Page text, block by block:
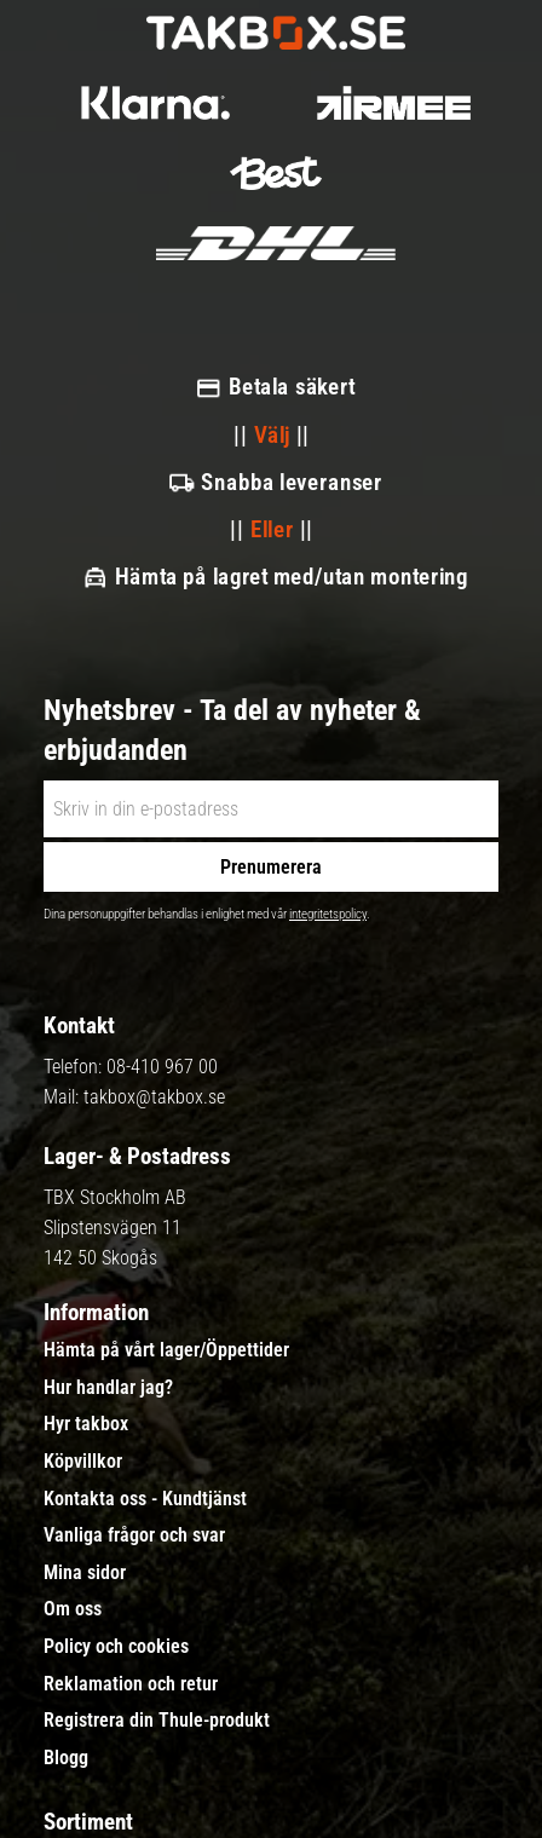
Betala säkert
|| Välj ||
Snabba leveranser
|| Eller ||
Hämta på lagret med/utan montering
Nyhetsbrev - Ta del av nyheter &
erbjudanden
Prenumerera
Dina personuppgifter behandlas i enlighet med vårintegritetspolicy.
Kontakt
Telefon: 08-410 967 00
Mail: takbox@takbox.se
Lager- & Postadress
TBX Stockholm AB
Slipstensvägen 11
142 50 Skogås
Information
Hämta på vårt lager/Öppettider
Hur handlar jag?
Hyr takbox
Köpvillkor
Kontakta oss - Kundtjänst
Vanliga frågor och svar
Mina sidor
Om oss
Policy och cookies
Reklamation och retur
Registrera din Thule-produkt
Blogg
Sortiment